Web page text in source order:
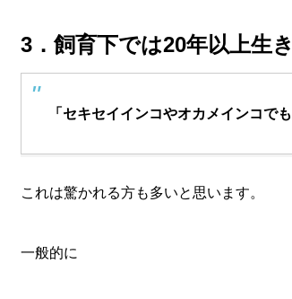
3．飼育下では20年以上生
「セキセイインコやオカメインコで
これは驚かれる方も多いと思います。
一般的に